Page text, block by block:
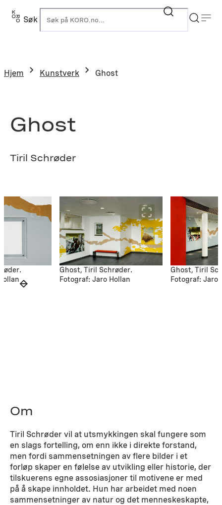
Hopp
Søk
Hjem Kunstverk Ghost
Ghost
Tiril Schrøder
Ghost, Tiril Schrøder.
Fotograf: Jaro Hollan
Ghost, Tiril
Fotograf: Jaro
Om
Tiril Schrøder vil at utsmykkingen skal fungere som
en slags fortelling, om enn ikke i direkte forstand,
men fordi sammensetningen av flere bilder i et
forløp skaper en følelse av utvikling eller historie, der
tilskuerens egne assosiasjoner til motivene er med
på å skape innholdet. Hun har arbeidet med noen
sammensetninger av natur og det menneskeskapte,